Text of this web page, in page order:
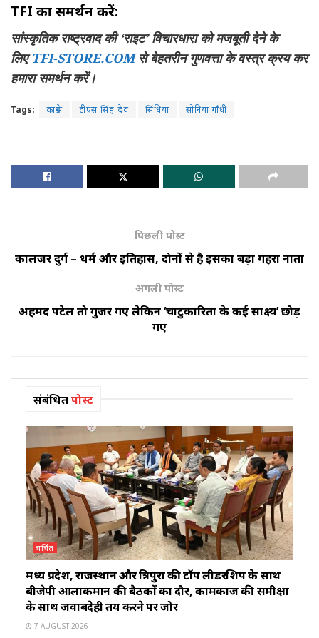
TFI का समर्थन करें:
सांस्कृतिक राष्ट्रवाद की‘राइट’विचारधारा को मजबूती देने के
लिए TFI-STORE.COM से बेहतरीन गुणवत्ता के वस्त्र क्रय कर
हमारा समर्थन करें।
Tags: कांग्रेस टीएस सिंह देव सिंधिया सोनिया गाँधी
पिछली पोस्ट
कालिंजर दुर्ग – धर्म और इतिहास, दोनों से है इसका बड़ा गहरा नाता
अगली पोस्ट
अहमद पटेल तो गुजर गए लेकिन ‘चाटुकारिता के कई साक्ष्य’ छोड़
गए
संबंधितपोस्ट
चर्चित
मध्य प्रदेश, राजस्थान और त्रिपुरा की टॉप लीडरशिप के साथ
बीजेपी आलाकमान की बैठकों का दौर, कामकाज की समीक्षा
के साथ जवाबदेही तय करने पर जोर
7 AUGUST 2026